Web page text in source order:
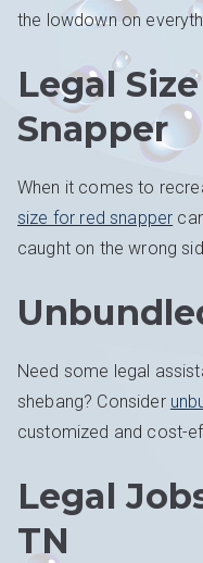
the lowdown on
Legal
Snapper
When it comes to
size for red snapper
caught on the wrong
Need some legal
shebang? Consider
customized and cost-
Legal
TN